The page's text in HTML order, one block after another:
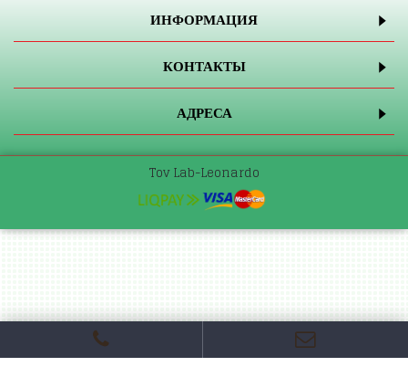
ИНФОРМАЦИЯ
КОНТАКТЫ
АДРЕСА
Tov Lab-Leonardo